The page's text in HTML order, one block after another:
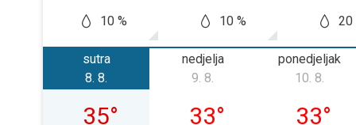
10 % 10 % 20
sutra
subota, 08. 08.
8. 8.
35°
nedjelja
nedjelja, 09. 08.
9. 8.
33°
ponedjeljak
10. 8.
33°